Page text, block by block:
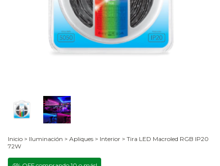
Inicio > Iluminación > Apliques > Interior > Tira LED Macroled RGB IP20
72W